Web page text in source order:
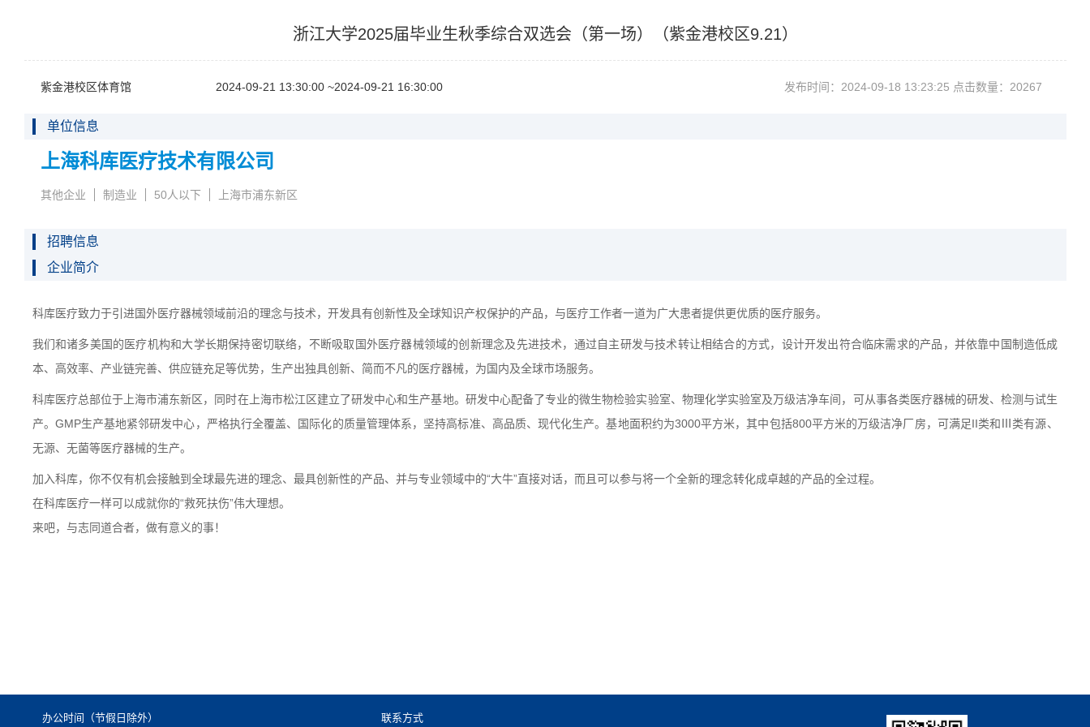
浙江大学2025届毕业生秋季综合双选会（第一场）（紫金港校区9.21）
紫金港校区体育馆 2024-09-2113:30:00~2024-09-2116:30:00 发布时间：2024-09-1813:23:25点击数量：20267
单位信息
上海科库医疗技术有限公司
其他企业 制造业 50人以下 上海市浦东新区
招聘信息
企业简介
科库医疗致力于引进国外医疗器械领域前沿的理念与技术，开发具有创新性及全球知识产权保护的产品，与医疗工作者一道为广大患者提供更优质的医疗服务。
我们和诸多美国的医疗机构和大学长期保持密切联络，不断吸取国外医疗器械领域的创新理念及先进技术，通过自主研发与技术转让相结合的方式，设计开发出符合临床需求的产品，并依靠中国制造低成
本、高效率、产业链完善、供应链充足等优势，生产出独具创新、简而不凡的医疗器械，为国内及全球市场服务。
科库医疗总部位于上海市浦东新区，同时在上海市松江区建立了研发中心和生产基地。研发中心配备了专业的微生物检验实验室、物理化学实验室及万级洁净车间，可从事各类医疗器械的研发、检测与试生
产。 GMP生产基地紧邻研发中心，严格执行全覆盖、国际化的质量管理体系，坚持高标准、高品质、现代化生产。基地面积约为3000平方米，其中包括800平方米的万级洁净厂房，可满足II类和Ⅲ类有源、
无源、无菌等医疗器械的生产。
加入科库，你不仅有机会接触到全球最先进的理念、最具创新性的产品、并与专业领域中的“大牛”直接对话，而且可以参与将一个全新的理念转化成卓越的产品的全过程。
在科库医疗一样可以成就你的“救死扶伤”伟大理想。
来吧，与志同道合者，做有意义的事！
办公时间（节假日除外） 联系方式